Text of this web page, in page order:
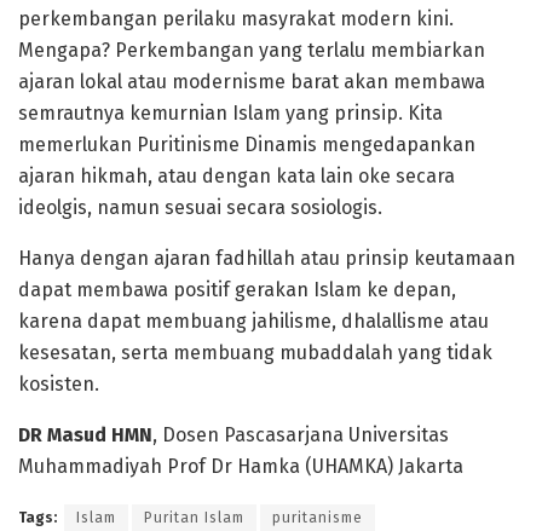
perkembangan perilaku masyrakat modern kini.
Mengapa? Perkembangan yang terlalu membiarkan
ajaran lokal atau modernisme barat akan membawa
semrautnya kemurnian Islam yang prinsip. Kita
memerlukan Puritinisme Dinamis mengedapankan
ajaran hikmah, atau dengan kata lain oke secara
ideolgis, namun sesuai secara sosiologis.
Hanya dengan ajaran fadhillah atau prinsip keutamaan
dapat membawa positif gerakan Islam ke depan,
karena dapat membuang jahilisme, dhalallisme atau
kesesatan, serta membuang mubaddalah yang tidak
kosisten.
DR Masud HMN, Dosen Pascasarjana Universitas
Muhammadiyah Prof Dr Hamka (UHAMKA) Jakarta
Tags: Islam Puritan Islam puritanisme